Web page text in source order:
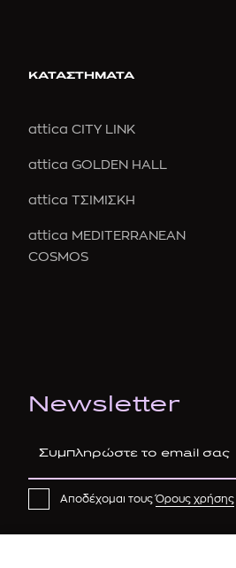
ΚΑΤΑΣΤΗΜΑΤΑ
attica CITY LINK
attica GOLDEN HALL
attica ΤΣΙΜΙΣΚΗ
attica MEDITERRANEAN
COSMOS
Newsletter
Αποδέχομαι τουςΌρους χρήσης